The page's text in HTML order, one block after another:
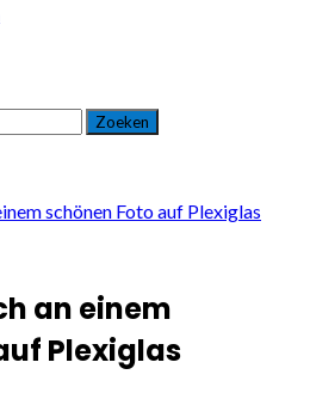
schönen Foto auf Plexiglas
an einem
Plexiglas